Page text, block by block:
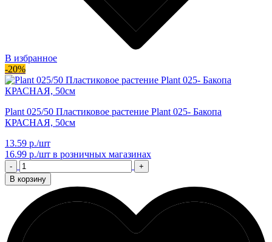
В избранное
-20%
Plant 025/50 Пластиковое растение Plant 025- Бакопа
КРАСНАЯ, 50см
13.59 р./шт
16.99 р./шт в розничных магазинах
-
+
В корзину